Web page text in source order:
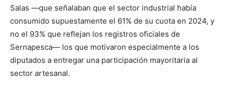
Salas —que señalaban que el sector industrial había
consumido supuestamente el 61% de su cuota en 2024, y
no el 93% que reflejan los registros oficiales de
Sernapesca— los que motivaron especialmente a los
diputados a entregar una participación mayoritaria al
sector artesanal.